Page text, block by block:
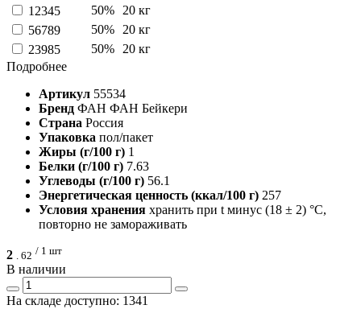
12345
50%
20 кг
56789
50%
20 кг
23985
50%
20 кг
Подробнее
Артикул 55534
Бренд ФАН ФАН Бейкери
Страна Россия
Упаковка пол/пакет
Жиры (г/100 г) 1
Белки (г/100 г) 7.63
Углеводы (г/100 г) 56.1
Энергетическая ценность (ккал/100 г) 257
Условия хранения хранить при t минус (18 ± 2) °С,
повторно не замораживать
2 . 62 / 1 шт
В наличии
На складе доступно: 1341